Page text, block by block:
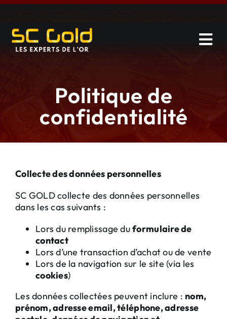
Skip
content
Services
À propos
Politique de
confidentialité
Collecte des données personnelles
SC GOLD collecte des données personnelles
dans les cas suivants :
Lors du remplissage duformulaire de
contact
Lors d’une transaction d’achat ou de vente
Lors de la navigation sur le site (via les
cookies)
Les données collectées peuvent inclure : nom,
prénom, adresse email, téléphone, adresse